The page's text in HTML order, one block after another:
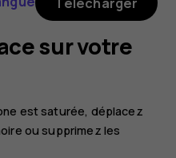
sur votre
est saturée, déplacez
ou supprimez les